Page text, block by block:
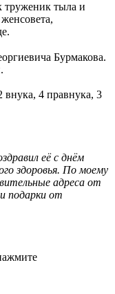
тыла и
Бурмакова.
4 правнука, 3
её с днём
здоровья. По моему
адреса от
подарки от